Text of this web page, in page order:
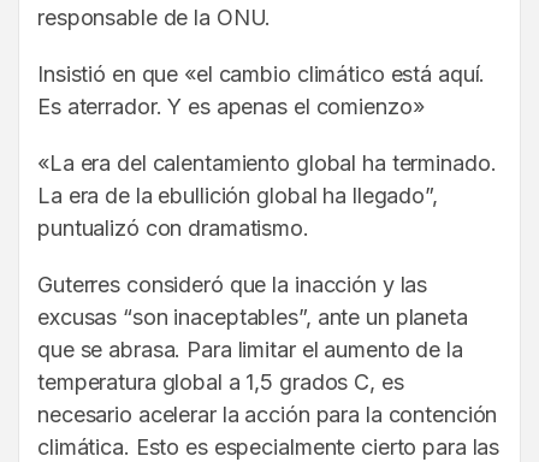
responsable de la ONU.
Insistió en que «el cambio climático está aquí.
Es aterrador. Y es apenas el comienzo»
«La era del calentamiento global ha terminado.
La era de la ebullición global ha llegado”,
puntualizó con dramatismo.
Guterres consideró que la inacción y las
excusas “son inaceptables”, ante un planeta
que se abrasa. Para limitar el aumento de la
temperatura global a 1,5 grados C, es
necesario acelerar la acción para la contención
climática. Esto es especialmente cierto para las